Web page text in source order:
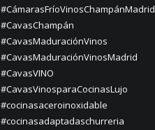
#CámarasFríoVinosChampánMadrid
#CavasChampán
#CavasMaduraciónVinos
#CavasMaduraciónVinosMadrid
#CavasVINO
#CavasVinosparaCocinasLujo
#cocinasaceroinoxidable
#cocinasadaptadaschurreria